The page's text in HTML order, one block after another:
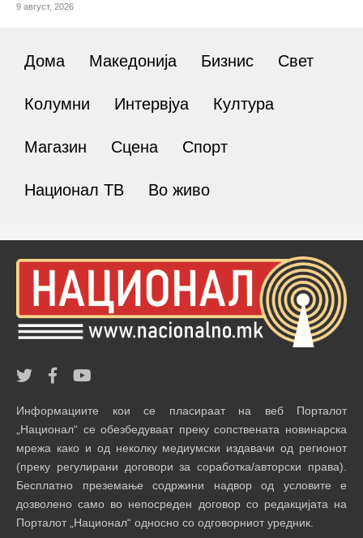
9 август, 2026
Дома Македонија Бизнис Свет
Колумни Интервјуа Култура
Магазин Сцена Спорт
Национал ТВ Во живо
Информациите кои се пласираат на веб Порталот
„Национал“ се обезбедуваат преку сопствената новинарска
мрежа како и од неколку медиумски издавачи од регионот
(преку регулирани договори за соработка/авторски права).
Бесплатно преземање содржини надвор од условите е
дозволено само во непосреден договор со редакцијата на
Порталот „Национал“ односно со одговорниот уредник.